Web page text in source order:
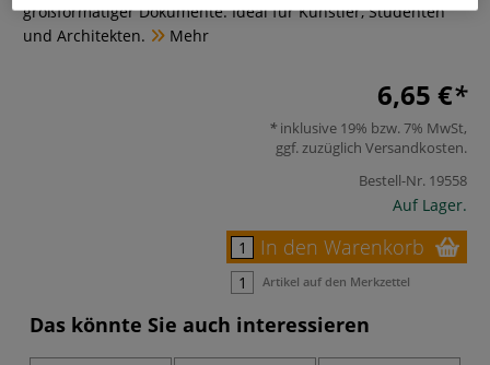
großformatiger Dokumente. Ideal für Künstler, Studenten
und Architekten.
Mehr
6,65 €
inklusive 19% bzw. 7% MwSt,
ggf. zuzüglich Versandkosten.
Bestell-Nr. 19558
Auf Lager.
In den Warenkorb
Artikel auf den Merkzettel
Das könnte Sie auch interessieren